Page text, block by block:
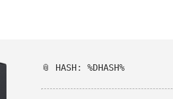
📎 HASH: %DHASH%